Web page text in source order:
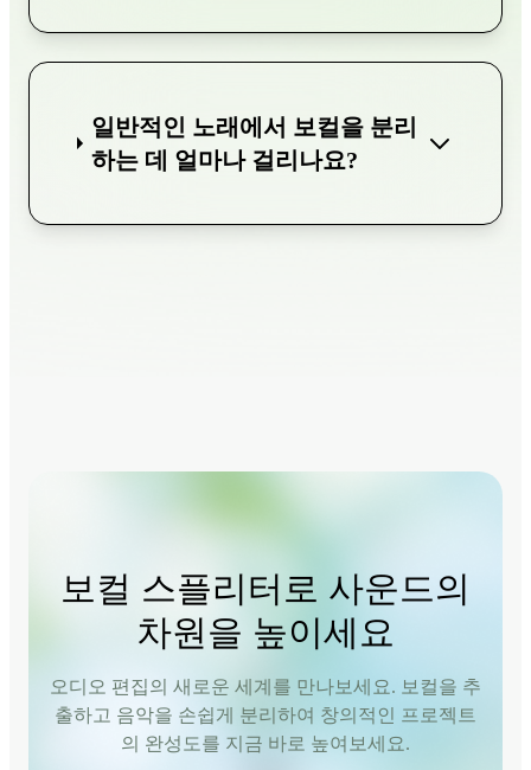
일반적인 노래에서 보컬을 분리
하는 데 얼마나 걸리나요?
보컬 스플리터로 사운드의
차원을 높이세요
오디오 편집의 새로운 세계를 만나보세요. 보컬을 추
출하고 음악을 손쉽게 분리하여 창의적인 프로젝트
의 완성도를 지금 바로 높여보세요.